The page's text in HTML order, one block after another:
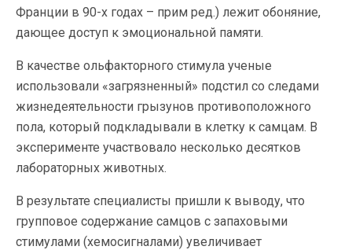
Франции в 90-х годах – прим ред.) лежит обоняние,
дающее доступ к эмоциональной памяти.
В качестве ольфакторного стимула ученые
использовали «загрязненный» подстил со следами
жизнедеятельности грызунов противоположного
пола, который подкладывали в клетку к самцам. В
эксперименте участвовало несколько десятков
лабораторных животных.
В результате специалисты пришли к выводу, что
групповое содержание самцов с запаховыми
стимулами (хемосигналами) увеличивает